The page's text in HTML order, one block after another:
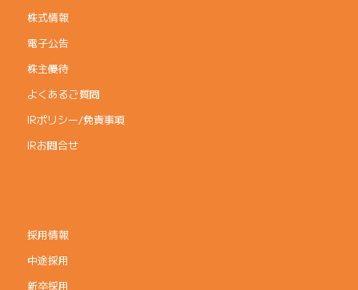
株式情報
電子公告
株主優待
よくあるご質問
IRポリシー/免責事項
IRお問合せ
採用情報
中途採用
新卒採用